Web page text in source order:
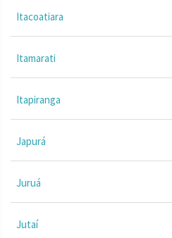
Itacoatiara
Itamarati
Itapiranga
Japurá
Juruá
Jutaí